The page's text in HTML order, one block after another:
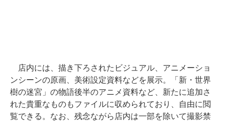
店内には、描き下ろされたビジュアル、アニメーショ
ンシーンの原画、美術設定資料などを展示。「新・世界
樹の迷宮」の物語後半のアニメ資料など、新たに追加さ
れた貴重なものもファイルに収められており、自由に閲
覧できる。なお、残念ながら店内は一部を除いて撮影禁